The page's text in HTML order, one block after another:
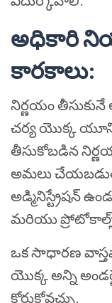
అధికారి
కారకాలు:
నిర్ణయం తీసుకునే
చర్య యొక్క
తీసుకోబడిన
అమలు
అడ్మినిస్ట్రేషన్
మరియు ప్రోటోకాల్స్
ఒక సాధారణ
యొక్క అన్ని
కోరుకోవచ్చు.